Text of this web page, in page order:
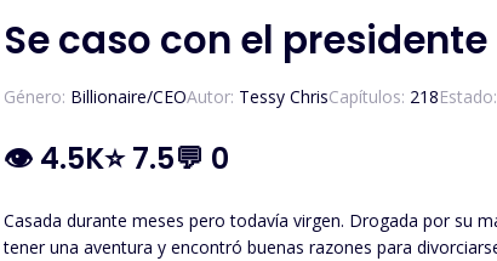
Se caso con el presidente
Género: Billionaire/CEOAutor: Tessy ChrisCapítulos: 218Estado:
👁 4.5K⭐7.5💬 0
Casada durante meses pero todavía virgen. Drogada por su
tener una aventura y encontró buenas razones para